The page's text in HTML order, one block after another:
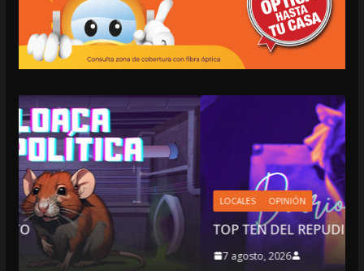
LOCALES OPINIÓN
TOP TEN DEL REPUDIO
7 agosto, 2026